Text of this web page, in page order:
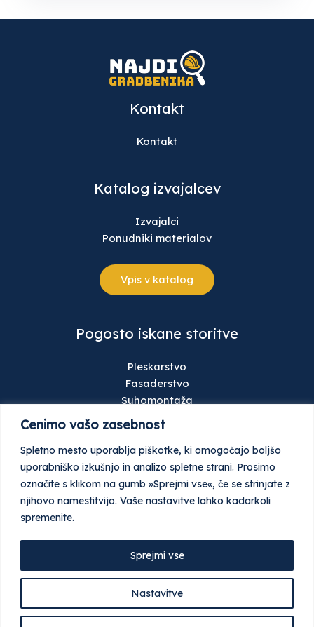
Cenimo vašo zasebnost
Spletno mesto uporablja piškotke, ki omogočajo boljšo
uporabniško izkušnjo in analizo spletne strani. Prosimo
označite s klikom na gumb »Sprejmi vse«, če se strinjate z
njihovo namestitvijo. Vaše nastavitve lahko kadarkoli
spremenite.
Nastavitve
Sprejmi vse
Kontakt
Kontakt
Katalog izvajalcev
Izvajalci
Ponudniki materialov
Vpis v katalog
Pogosto iskane storitve
Pleskarstvo
Fasaderstvo
Suhomontaža
Talne obloge
Gradbeništvo
Keramičarstvo
Stavbno pohištvo
Ometi
Tlaki
© Vse pravice pridržane 2026 Najdi Gradbenika
Pogoji poslovanja